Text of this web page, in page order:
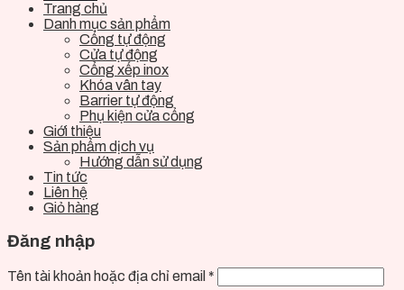
Trang chủ
Danh mục sản phẩm
Cổng tự động
Cửa tự động
Cổng xếp inox
Khóa vân tay
Barrier tự động
Phụ kiện cửa cổng
Giới thiệu
Sản phẩm dịch vụ
Hướng dẫn sử dụng
Tin tức
Liên hệ
Giỏ hàng
Đăng nhập
Tên tài khoản hoặc địa chỉ email *